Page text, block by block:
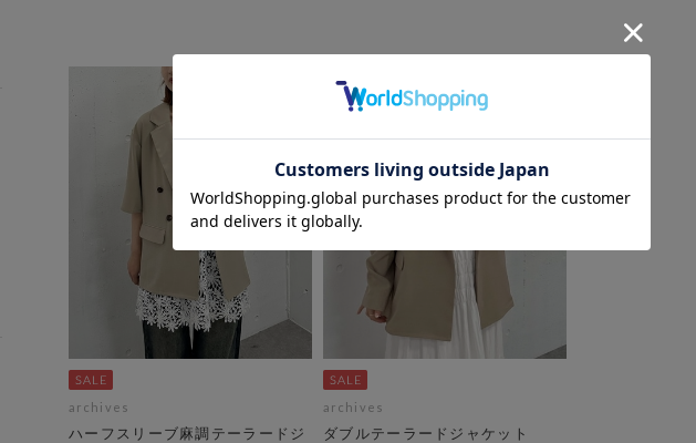
archives
ハーフスリーブ麻調テーラードジ
archives
ダブルテーラードジャケット